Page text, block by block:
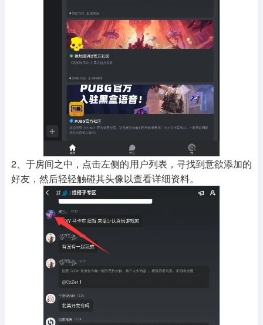
2、于房间之中，点击左侧的用户列表，寻找到意欲添加的
好友，然后轻轻触碰其头像以查看详细资料。